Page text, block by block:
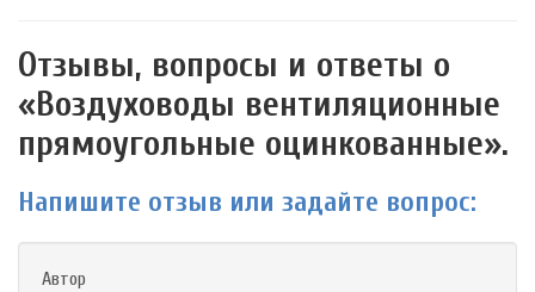
Отзывы, вопросы и ответы о
«Воздуховоды вентиляционные
прямоугольные оцинкованные».
Напишите отзыв или задайте вопрос:
Автор